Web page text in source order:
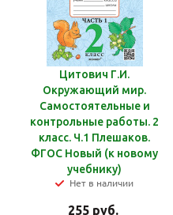
Цитович Г.И.
Окружающий мир.
Самостоятельные и
контрольные работы. 2
класс. Ч.1 Плешаков.
ФГОС Новый (к новому
учебнику)
Нет в наличии
255руб.